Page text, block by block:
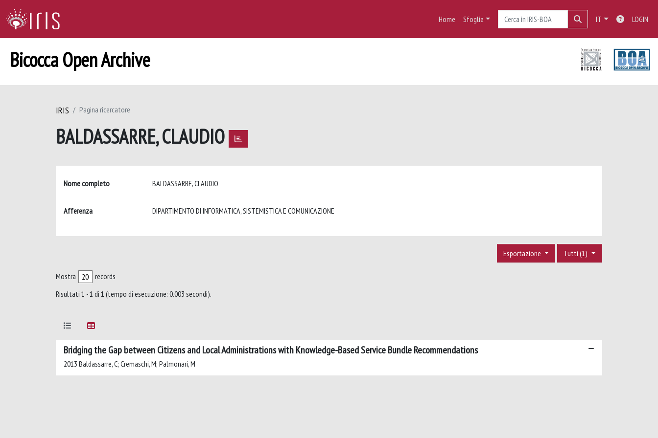
Home Sfoglia IT LOGIN
Bicocca Open Archive
IRIS Pagina ricercatore
BALDASSARRE, CLAUDIO
Nome completo BALDASSARRE, CLAUDIO
Afferenza DIPARTIMENTO DI INFORMATICA, SISTEMISTICA E COMUNICAZIONE
Tutti (1)
Esportazione
Mostra
records
Risultati 1 - 1 di 1 (tempo di esecuzione: 0.003 secondi).
Bridging the Gap between Citizens and Local Administrations with Knowledge-Based Service Bundle Recommendations
2013 Baldassarre, C; Cremaschi, M; Palmonari, M